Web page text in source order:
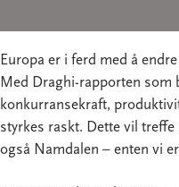
Europa er i ferd med å
Med Draghi-rapporten som
konkurransekraft,
styrkes raskt. Dette vil
også Namdalen – enten vi